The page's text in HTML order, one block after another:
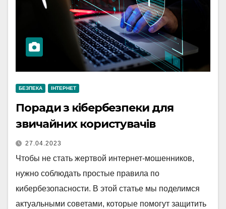
БЕЗПЕКА ІНТЕРНЕТ
Поради з кібербезпеки для
звичайних користувачів
27.04.2023
Чтобы не стать жертвой интернет-мошенников,
нужно соблюдать простые правила по
кибербезопасности. В этой статье мы поделимся
актуальными советами, которые помогут защитить